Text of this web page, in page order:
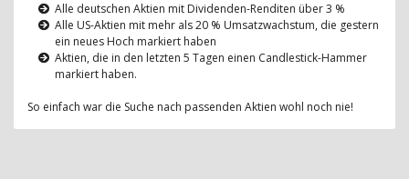
Alle deutschen Aktien mit Dividenden-Renditen über 3 %
Alle US-Aktien mit mehr als 20 % Umsatzwachstum, die gestern
ein neues Hoch markiert haben
Aktien, die in den letzten 5 Tagen einen Candlestick-Hammer
markiert haben.
So einfach war die Suche nach passenden Aktien wohl noch nie!